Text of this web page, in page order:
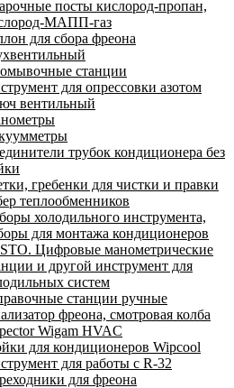
посты кислород-пропан,
МАПП-газ
для сбора фреона
станции
для опрессовки азотом
вентильный
трубок кондиционера без
гребенки для чистки и правки
теплообменников
холодильного инструмента,
для монтажа кондиционеров
Цифровые манометрические
и другой инструмент для
систем
станции ручные
фреона, смотровая колба
Wigam HVAC
для кондиционеров Wipcool
для работы с R-32
для фреона